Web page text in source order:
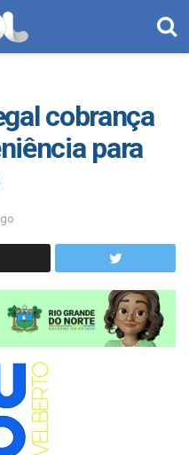
cobrança
para